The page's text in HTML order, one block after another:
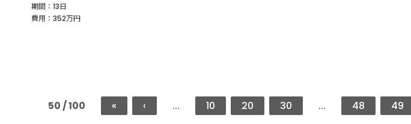
期間 ： 13日
費用 ： 352万円
50 / 100 « ‹ ... 10 20 30 ... 48 49